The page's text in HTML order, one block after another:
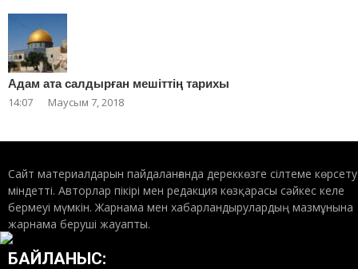
Адам ата салдырған мешіттің тарихы
14:07 Маусым 7, 2018
Сайт материалдарын пайдаланғанда дереккөзге сілтеме көрсету
міндетті. Авторлар пікірі мен редакция көзқарасы сәйкес келе
бермеуі мүмкін. Жарнама мен хабарландырулардың мазмұнына
жарнама беруші жауапты.
БАЙЛАНЫС: